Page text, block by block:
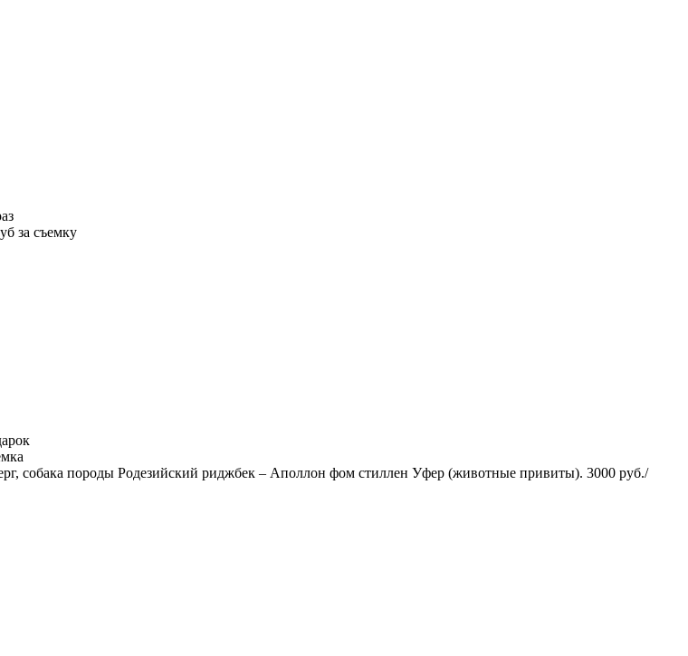
за съемку
собака породы Родезийский риджбек – Аполлон фом стиллен Уфер (животные привиты). 3000 руб./